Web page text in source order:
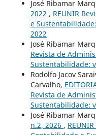
José Ribamar
2022 , REUNIR
e
2022
José Ribamar
Revista de
Sustentabilidade:
Rodolfo Jacov
Carvalho,
Revista de
Sustentabilidade:
José Ribamar
n.2, 2026 ,